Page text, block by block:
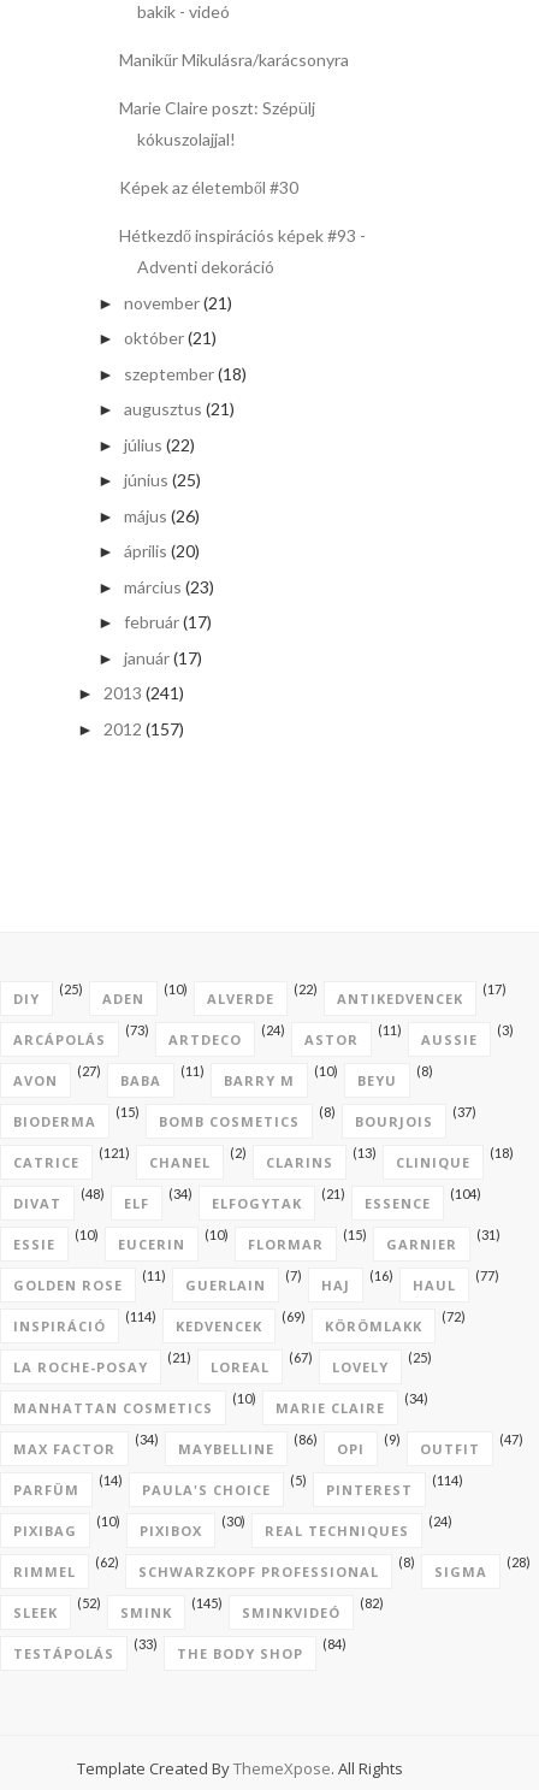
bakik - videó
Manikűr Mikulásra/karácsonyra
Marie Claire poszt: Szépülj
kókuszolajjal!
Képek az életemből #30
Hétkezdő inspirációs képek #93 -
Adventi dekoráció
► november(21)
► október(21)
► szeptember(18)
► augusztus (21)
► július (22)
► június (25)
► május (26)
► április (20)
► március (23)
► február(17)
► január(17)
► 2013 (241)
► 2012 (157)
DIY
(25)
ADEN
(10)
ALVERDE
(22)
ANTIKEDVENCEK
(17)
ARCÁPOLÁS
(73)
ARTDECO
(24)
ASTOR
(11)
AUSSIE
(3)
AVON
(27)
BABA
(11)
BARRY M
(10)
BEYU
(8)
BIODERMA
(15)
BOMB COSMETICS
(8)
BOURJOIS
(37)
CATRICE
(121)
CHANEL
(2)
CLARINS
(13)
CLINIQUE
(18)
DIVAT
(48)
ELF
(34)
ELFOGYTAK
(21)
ESSENCE
(104)
ESSIE
(10)
EUCERIN
(10)
FLORMAR
(15)
GARNIER
(31)
GOLDEN ROSE
(11)
GUERLAIN
(7)
HAJ
(16)
HAUL
(77)
INSPIRÁCIÓ
(114)
KEDVENCEK
(69)
KÖRÖMLAKK
(72)
LA ROCHE-POSAY
(21)
LOREAL
(67)
LOVELY
(25)
MANHATTAN COSMETICS
(10)
MARIE CLAIRE
(34)
MAX FACTOR
(34)
MAYBELLINE
(86)
OPI
(9)
OUTFIT
(47)
PARFÜM
(14)
PAULA'S CHOICE
(5)
PINTEREST
(114)
PIXIBAG
(10)
PIXIBOX
(30)
REAL TECHNIQUES
(24)
RIMMEL
(62)
SCHWARZKOPF PROFESSIONAL
(8)
SIGMA
(28)
SLEEK
(52)
SMINK
(145)
SMINKVIDEÓ
(82)
TESTÁPOLÁS
(33)
THE BODY SHOP
(84)
Template Created ByThemeXpose. All Rights